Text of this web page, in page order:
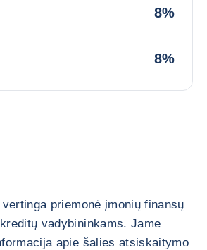
8%
8%
priemonė įmonių finansų
vadybininkams. Jame
apie šalies atsiskaitymo